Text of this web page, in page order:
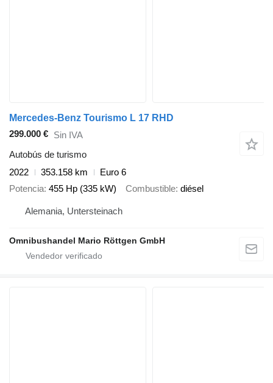
Mercedes-Benz Tourismo L 17 RHD
299.000 € Sin IVA
Autobús de turismo
2022
353.158 km
Euro 6
Potencia 455 Hp (335 kW) Combustible diésel
Alemania, Untersteinach
Omnibushandel Mario Röttgen GmbH